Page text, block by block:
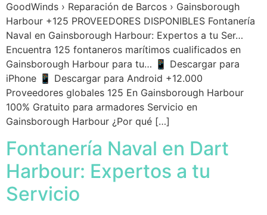
GoodWinds › Reparación de Barcos › Gainsborough
Harbour +125 PROVEEDORES DISPONIBLES Fontanería
Naval en Gainsborough Harbour: Expertos a tu Ser…
Encuentra 125 fontaneros marítimos cualificados en
Gainsborough Harbour para tu… 📱 Descargar para
iPhone 📱 Descargar para Android +12.000
Proveedores globales 125 En Gainsborough Harbour
100% Gratuito para armadores Servicio en
Gainsborough Harbour ¿Por qué […]
Fontanería Naval en Dart
Harbour: Expertos a tu
Servicio